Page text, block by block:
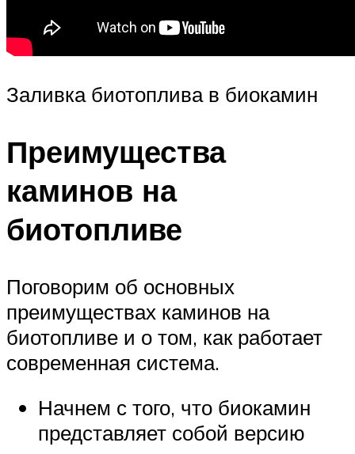
Заливка биотоплива в биокамин
Преимущества
каминов на
биотопливе
Поговорим об основных
преимуществах каминов на
биотопливе и о том, как работает
современная система.
Начнем с того, что биокамин
представляет собой версию